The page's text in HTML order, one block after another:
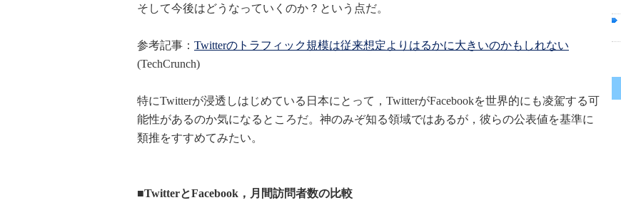
そして今後はどうなっていくのか？という点だ。
参考記事： Twitterのトラフィック規模は従来想定よりはるかに大きいのかもしれない
(TechCrunch)
特にTwitterが浸透しはじめている日本にとって，TwitterがFacebookを世界的にも凌駕する可
能性があるのか気になるところだ。神のみぞ知る領域ではあるが，彼らの公表値を基準に
類推をすすめてみたい。
■TwitterとFacebook，月間訪問者数の比較